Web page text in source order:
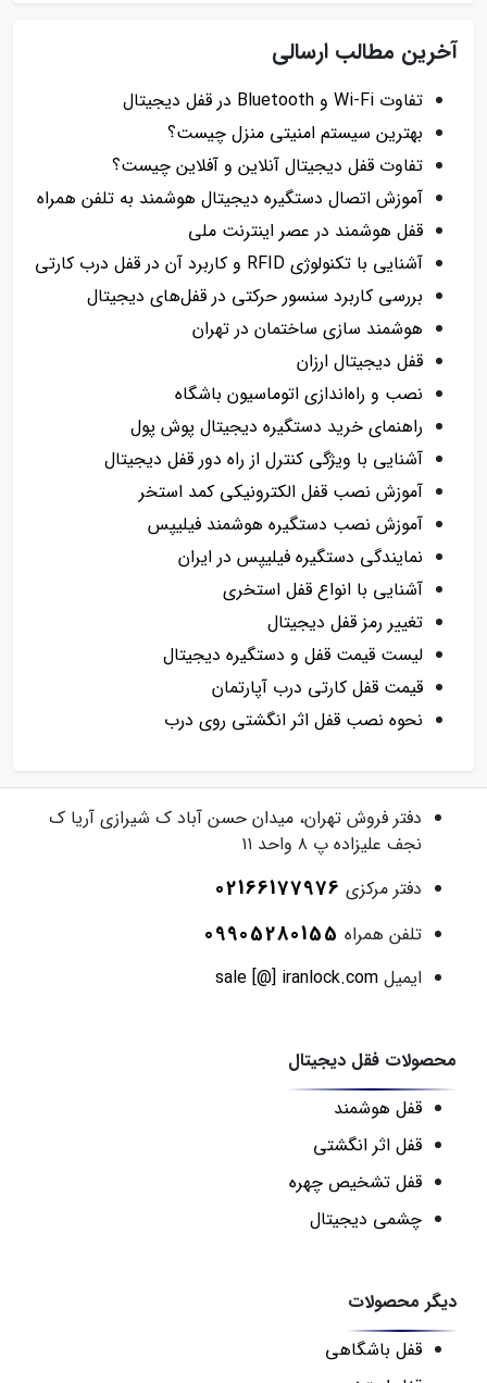
آخرین مطالب ارسالی
تفاوت Wi-Fi و Bluetooth در قفل دیجیتال
بهترین سیستم امنیتی منزل چیست؟
تفاوت قفل دیجیتال آنلاین و آفلاین چیست؟
آموزش اتصال دستگیره دیجیتال هوشمند به تلفن همراه
قفل هوشمند در عصر اینترنت ملی
آشنایی با تکنولوژی RFID و کاربرد آن در قفل درب کارتی
بررسی کاربرد سنسور حرکتی در قفل‌های دیجیتال
هوشمند سازی ساختمان در تهران
قفل دیجیتال ارزان
نصب و راه‌اندازی اتوماسیون باشگاه
راهنمای خرید دستگیره دیجیتال پوش پول
آشنایی با ویژگی کنترل از راه دور قفل دیجیتال
آموزش نصب قفل الکترونیکی کمد استخر
آموزش نصب دستگیره هوشمند فیلیپس
نمایندگی دستگیره فیلیپس در ایران
آشنایی با انواع قفل استخری
تغییر رمز قفل دیجیتال
لیست قیمت قفل و دستگیره دیجیتال
قیمت قفل کارتی درب آپارتمان
نحوه نصب قفل اثر انگشتی روی درب
دفتر فروش تهران، میدان حسن آباد ک شیرازی آریا ک
نجف علیزاده پ ۸ واحد ۱۱
دفتر مرکزی 02166177976
تلفن همراه 09905280155
ایمیل sale [@] iranlock.com
محصولات فقل دیجیتال
قفل هوشمند
قفل اثر انگشتی
قفل تشخیص چهره
چشمی دیجیتال
دیگر محصولات
قفل باشگاهی